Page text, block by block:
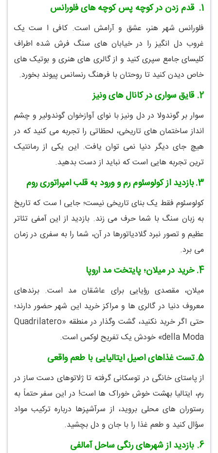
1. قدم زدن در کوچه پس کوچه های فلورانس
فلورانس شهر هنر، عشق و آرامش است. کافی ا ست یک
غروب دل انگیز را در خیابان های سنگ فرش شده اطراف
کلیسای جامع سپری کنید و از گالری های هنری و بوتیک های
خاص دیدن کنید تا روحتان با فرهنگ رنسانس پیوند بخورد.
2. قایق سواری در کانال های ونیز
سوار بر گوندولا در دل ونیز با نوای آوازخوان گوندولیر و چشم
انداز ساختمان های تاریخی، لحظاتی را تجربه می کنید که در
هیچ جای دیگر دنیا نمی توان یافت. این یکی از رمانتیک
ترین تجربه هایی است که نباید از دست بدهید.
3. بازدید از کولوسئوم رم و ورود به قلب امپراتوری روم
کولوسئوم فقط یک بنای تاریخی نیست؛ جایی ا ست که تاریخ
به زبان سنگ با شما حرف می زند. بازدید از این آمفی تئاتر
عظیم و تصور نبرد گلادیاتورها در آن، شما را به سفری در زمان
می برد.
4. خرید در میلان؛ پایتخت مد اروپا
میلان، مقصدی رؤیایی برای عاشقان مد است. برندهای
معروف دنیا در گالری ها و مراکز خرید این شهر حضور دارند؛
حتی اگر خرید نکنید، گشت وگذار در منطقه «Quadrilatero
della Moda» خودش یک تفریح لوکس است.
5. تست غذاهای اصیل ایتالیایی با طعم واقعی
از پاستای خانگی در توسکانی گرفته تا ژلاتوهای دست ساز در
رم، ایتالیا بهشت خوش خوراک ها است! در این سفر حتماً به
رستوران های محلی بروید، از سرآشپزها درباره ترکیب مواد
سؤال کنید و طعم غذا را با جان و دل بچشید.
6. بازدید از شهرهای رنگی ساحل آمالفی